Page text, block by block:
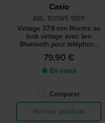
Casio
ABL-100WE-1BEF
Vintage 37.9 mm Montre au
look vintage avec lien
Bluetooth pour téléphone
intelligent
79,90 €
● En stock
Comparer
Voir les produits